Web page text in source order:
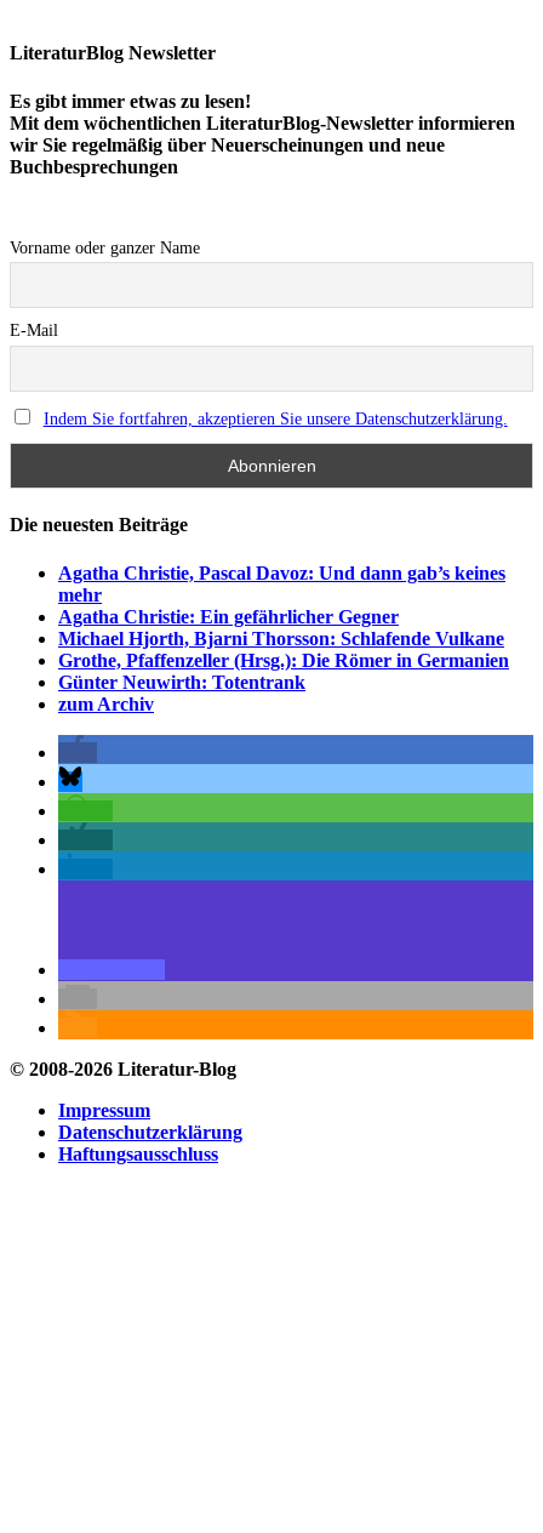
LiteraturBlog Newsletter
Es gibt immer etwas zu lesen!
Mit dem wöchentlichen LiteraturBlog-Newsletter informieren
wir Sie regelmäßig über Neuerscheinungen und neue
Buchbesprechungen
Vorname oder ganzer Name
E-Mail
Indem Sie fortfahren, akzeptieren Sie unsere Datenschutzerklärung.
Die neuesten Beiträge
Agatha Christie, Pascal Davoz: Und dann gab’s keines
mehr
Agatha Christie: Ein gefährlicher Gegner
Michael Hjorth, Bjarni Thorsson: Schlafende Vulkane
Grothe, Pfaffenzeller (Hrsg.): Die Römer in Germanien
Günter Neuwirth: Totentrank
zum Archiv
© 2008-2026 Literatur-Blog
Impressum
Datenschutzerklärung
Haftungsausschluss